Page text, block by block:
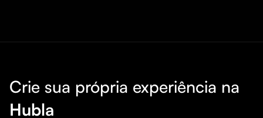
Crie sua própria experiência na
Hubla